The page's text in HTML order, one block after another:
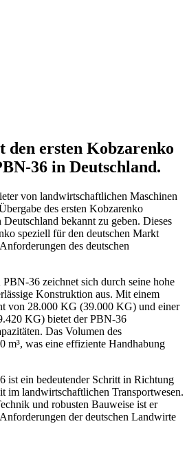
den ersten Kobzarenko
36 in Deutschland.
von landwirtschaftlichen Maschinen
des ersten Kobzarenko
bekannt zu geben. Dieses
speziell für den deutschen Markt
des deutschen
36 zeichnet sich durch seine hohe
Konstruktion aus. Mit einem
von 28.000 KG (39.000 KG) und einer
KG) bietet der PBN-36
Das Volumen des
m³, was eine effiziente Handhabung
ist ein bedeutender Schritt in Richtung
im landwirtschaftlichen Transportwesen.
und robusten Bauweise ist er
der deutschen Landwirte